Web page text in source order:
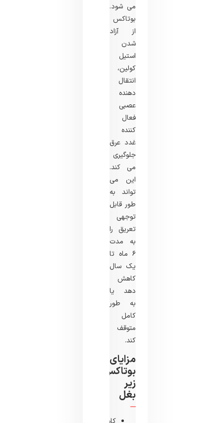
می شود.
بوتاکس
از آزاد
شدن
استیل
کولین،
انتقال
دهنده
عصبی
فعال
کننده
غدد عرق
جلوگیری
می کند.
این می
تواند به
طور قابل
توجهی
تعریق را
به مدت
۶ ماه تا
یک سال
کاهش
دهد یا
به طور
کامل
متوقف
کند.
مزایای
بوتاکس
زیر
بغل